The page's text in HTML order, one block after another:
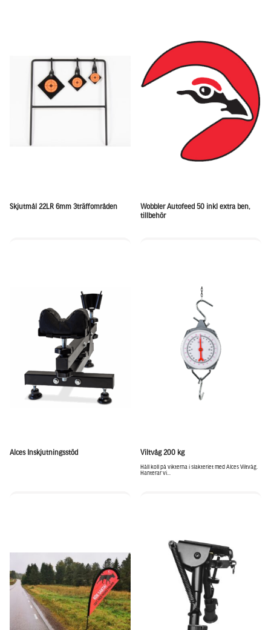
Skjutmål 22LR 6mm 3träffområden
Wobbler Autofeed 50 inkl extra ben,
tillbehör
Alces Inskjutningsstöd Viltvåg 200 kg
Håll koll på vikterna i slakteriet med Alces Viltvåg.
Hanterar vi...